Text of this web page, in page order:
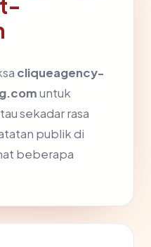
cliqueagency-
untuk
sekadar rasa
publik di
beberapa